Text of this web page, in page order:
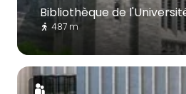
Bibliothèque de
487 m